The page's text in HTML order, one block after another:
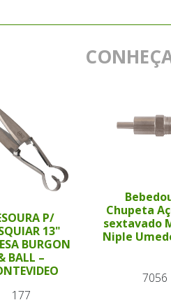
P/
13"
BURGON
BALL –
177
Chupeta
sextavado
Niple
7056